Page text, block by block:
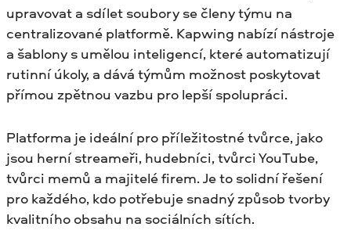
upravovat a sdílet soubory se členy týmu na
centralizované platformě. Kapwing nabízí nástroje
a šablony s umělou inteligencí, které automatizují
rutinní úkoly, a dává týmům možnost poskytovat
přímou zpětnou vazbu pro lepší spolupráci.
Platforma je ideální pro příležitostné tvůrce, jako
jsou herní streameři, hudebníci, tvůrci YouTube,
tvůrci memů a majitelé firem. Je to solidní řešení
pro každého, kdo potřebuje snadný způsob tvorby
kvalitního obsahu na sociálních sítích.